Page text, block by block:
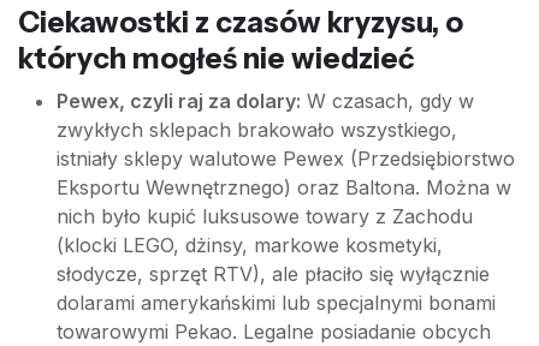
Ciekawostki z czasów kryzysu, o
których mogłeś nie wiedzieć
Pewex, czyli raj za dolary: W czasach, gdy w
zwykłych sklepach brakowało wszystkiego,
istniały sklepy walutowe Pewex (Przedsiębiorstwo
Eksportu Wewnętrznego) oraz Baltona. Można w
nich było kupić luksusowe towary z Zachodu
(klocki LEGO, dżinsy, markowe kosmetyki,
słodycze, sprzęt RTV), ale płaciło się wyłącznie
dolarami amerykańskimi lub specjalnymi bonami
towarowymi Pekao. Legalne posiadanie obcych